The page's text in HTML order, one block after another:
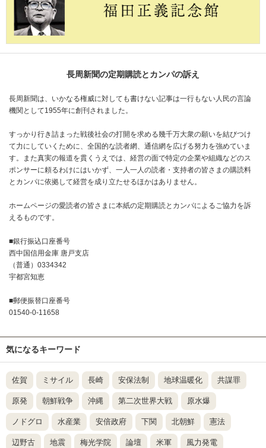
長周新聞の定期購読とカンパの訴え
長周新聞は、いかなる権威に対しても書けない記事は一行もない人民の言論
機関として1955年に創刊されました。
すっかり行き詰まった戦後社会の打開を求める幾千万大衆の願いを結びつけ
て力にしていくために、全国的な読者網、通信網を広げる努力を強めていま
す。また真実の報道を貫くうえでは、経営の面で特定の企業や組織などのス
ポンサーに頼るわけにはいかず、一人一人の読者・支持者の皆さまの購読料
とカンパに依拠して経営を成り立たせるほかはありません。
ホームページの愛読者の皆さまに本紙の定期購読とカンパによるご協力を訴
えるものです。
■銀行振込口座番号
西中国信用金庫 唐戸支店
（普通）0334342
宇都宮知恵
■郵便振替口座番号
01540-0-11658
気になるキーワード
佐賀 ミサイル 長崎 安保法制 地球温暖化 共謀罪
原発 朝鮮戦争 沖縄 第二次世界大戦 原水爆
ノドグロ 水産業 安倍政府 下関 北朝鮮 憲法
辺野古 地震 梅光学院 論壇 米軍 風力発電